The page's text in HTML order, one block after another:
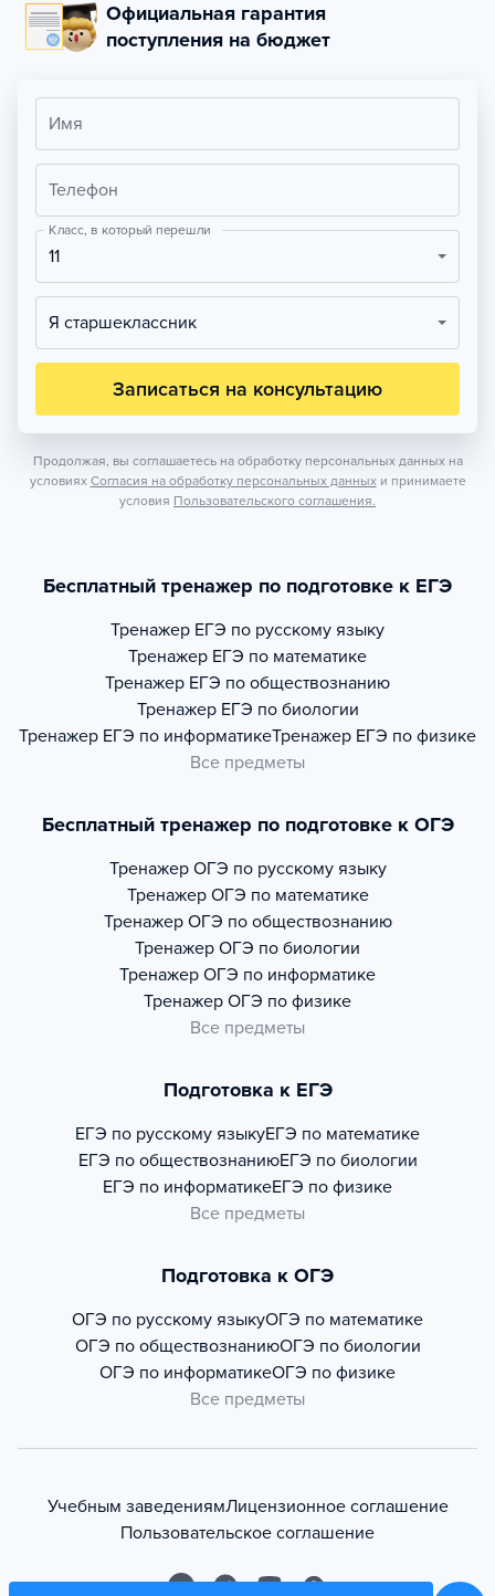
Официальная гарантия
поступления на бюджет
Имя
Телефон
Класс, в который перешли
11
Я старшеклассник
Записаться на консультацию
Продолжая, вы соглашаетесь на обработку персональных данных на
условиях Согласия на обработку персональных данных и принимаете
условия Пользовательского соглашения.
Бесплатный тренажер по подготовке к ЕГЭ
Тренажер ЕГЭ по русскому языку
Тренажер ЕГЭ по математике
Тренажер ЕГЭ по обществознанию
Тренажер ЕГЭ по биологии
Тренажер ЕГЭ по информатикеТренажер ЕГЭ по физике
Все предметы
Бесплатный тренажер по подготовке к ОГЭ
Тренажер ОГЭ по русскому языку
Тренажер ОГЭ по математике
Тренажер ОГЭ по обществознанию
Тренажер ОГЭ по биологии
Тренажер ОГЭ по информатике
Тренажер ОГЭ по физике
Все предметы
Подготовка к ЕГЭ
ЕГЭ по русскому языкуЕГЭ по математике
ЕГЭ по обществознаниюЕГЭ по биологии
ЕГЭ по информатикеЕГЭ по физике
Все предметы
Подготовка к ОГЭ
ОГЭ по русскому языкуОГЭ по математике
ОГЭ по обществознаниюОГЭ по биологии
ОГЭ по информатикеОГЭ по физике
Все предметы
Учебным заведениямЛицензионное соглашение
Пользовательское соглашение